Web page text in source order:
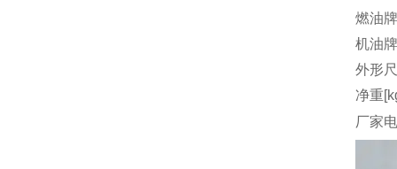
燃油
机油
外形
净重
厂家